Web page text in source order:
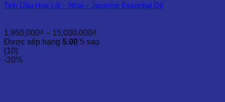
Tinh Dầu Hoa Lài – Nhài – Jasmine Essential Oil
1,950,000₫ – 15,000,000₫
giá:
Được xếp hạng 5.00 5 sao
(10)
-20%